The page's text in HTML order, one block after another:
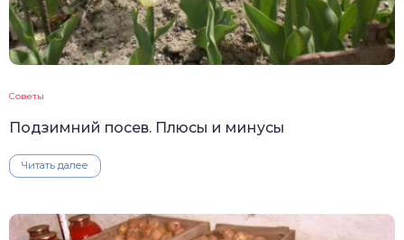
Советы
Подзимний посев. Плюсы и минусы
Читать далее